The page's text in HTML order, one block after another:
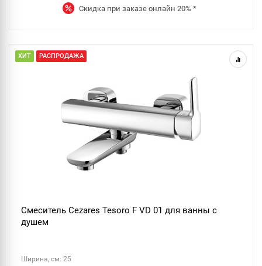
Скидка при заказе онлайн 20% *
ХИТ РАСПРОДАЖА
Смеситель Cezares Tesoro F VD 01 для ванны с
душем
Ширина, см: 25